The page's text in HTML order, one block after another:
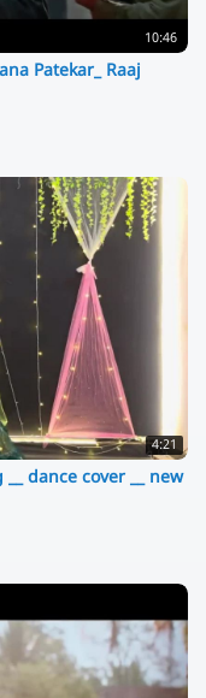
10:46
Patekar_ Raaj
4:21
dance cover __ new